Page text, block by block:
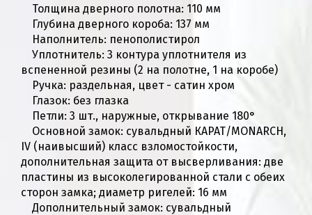
Толщина дверного полотна: 110 мм
Глубина дверного короба: 137 мм
Наполнитель: пенополистирол
Уплотнитель: 3 контура уплотнителя из
вспененной резины (2 на полотне, 1 на коробе)
Ручка: раздельная, цвет - сатин хром
Глазок: без глазка
Петли: 3 шт., наружные, открывание 180°
Основной замок: сувальдный КАРАТ/MONARCH,
IV (наивысший) класс взломостойкости,
дополнительная защита от высверливания: две
пластины из высоколегированной стали с обеих
сторон замка; диаметр ригелей: 16 мм
Дополнительный замок: сувальдный